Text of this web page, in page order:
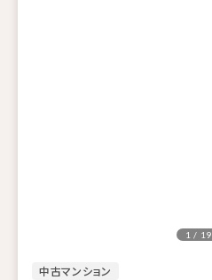
中古マンション
1 / 19